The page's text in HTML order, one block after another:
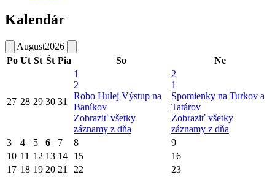
Kalendár
August2026
Po Ut St Št Pia So Ne
27 28 29 30 31
1
2
Robo Hulej Výstup na
Baníkov
Zobraziť všetky
záznamy z dňa
2
1
Spomienky na Turkov a
Tatárov
Zobraziť všetky
záznamy z dňa
3
4 5 6 7 8
9
10 11 12 13 14 15
16
17 18 19 20 21 22
23